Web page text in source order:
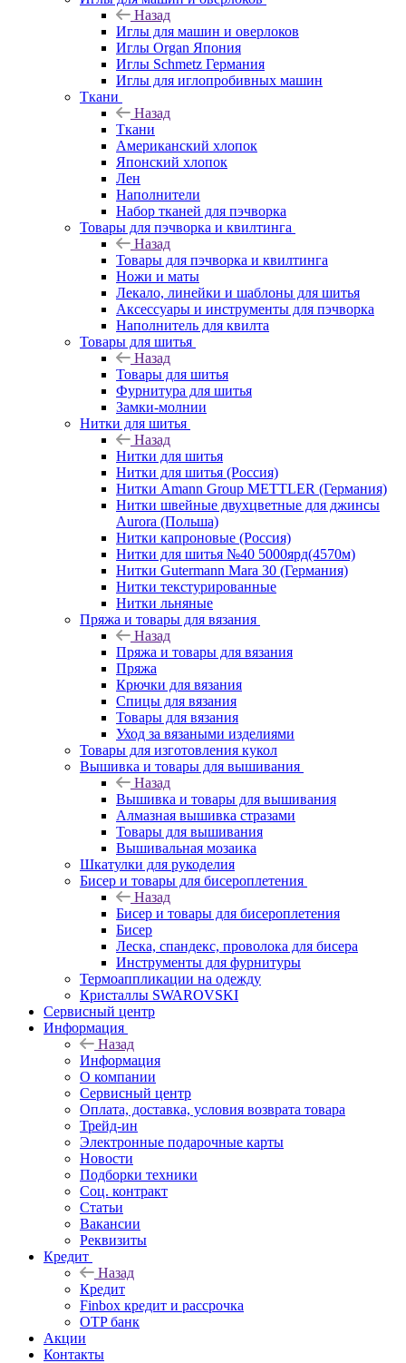
Назад
Иглы для машин и оверлоков
Иглы Organ Япония
Иглы Schmetz Германия
Иглы для иглопробивных машин
Ткани
Назад
Ткани
Американский хлопок
Японский хлопок
Лен
Наполнители
Набор тканей для пэчворка
Товары для пэчворка и квилтинга
Назад
Товары для пэчворка и квилтинга
Ножи и маты
Лекало, линейки и шаблоны для шитья
Аксессуары и инструменты для пэчворка
Наполнитель для квилта
Товары для шитья
Назад
Товары для шитья
Фурнитура для шитья
Замки-молнии
Нитки для шитья
Назад
Нитки для шитья
Нитки для шитья (Россия)
Нитки Amann Group METTLER (Германия)
Нитки швейные двухцветные для джинсы
Aurora (Польша)
Нитки капроновые (Россия)
Нитки для шитья №40 5000ярд(4570м)
Нитки Gutermann Mara 30 (Германия)
Нитки текстурированные
Нитки льняные
Пряжа и товары для вязания
Назад
Пряжа и товары для вязания
Пряжа
Крючки для вязания
Спицы для вязания
Товары для вязания
Уход за вязаными изделиями
Товары для изготовления кукол
Вышивка и товары для вышивания
Назад
Вышивка и товары для вышивания
Алмазная вышивка стразами
Товары для вышивания
Вышивальная мозаика
Шкатулки для рукоделия
Бисер и товары для бисероплетения
Назад
Бисер и товары для бисероплетения
Бисер
Леска, спандекс, проволока для бисера
Инструменты для фурнитуры
Термоаппликации на одежду
Кристаллы SWAROVSKI
Сервисный центр
Информация
Назад
Информация
О компании
Сервисный центр
Оплата, доставка, условия возврата товара
Трейд-ин
Электронные подарочные карты
Новости
Подборки техники
Соц. контракт
Статьи
Вакансии
Реквизиты
Кредит
Назад
Кредит
Finbox кредит и рассрочка
OTP банк
Акции
Контакты